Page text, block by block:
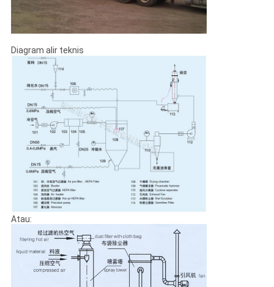
Diagram alir teknis
Atau: